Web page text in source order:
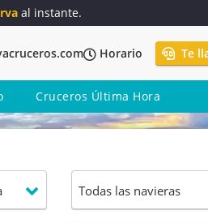
al instante.
Horario Te
Cruceros Última Hora